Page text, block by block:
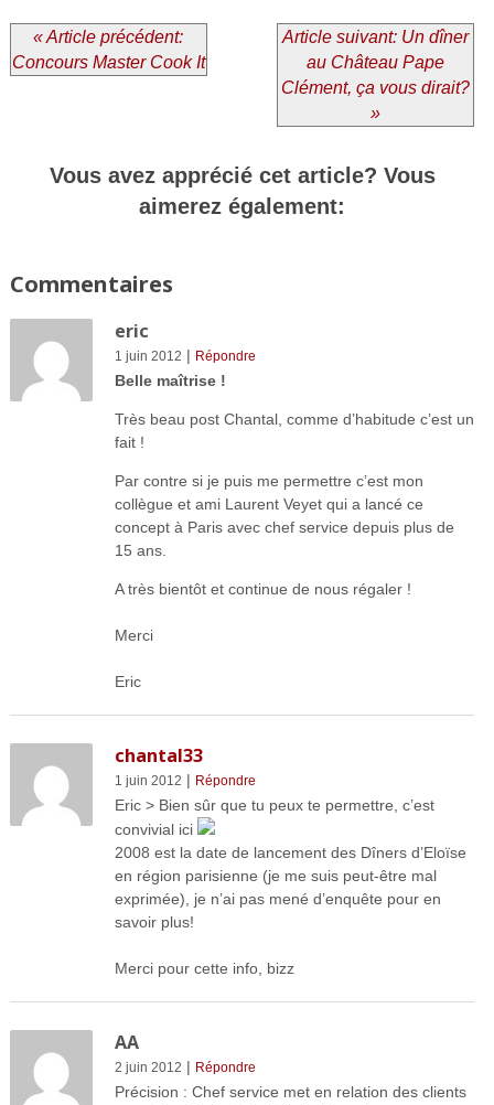
« Article précédent:
Concours Master Cook It
Article suivant: Un dîner
au Château Pape
Clément, ça vous dirait?
»
Vous avez apprécié cet article? Vous
aimerez également:
Commentaires
eric
1 juin 2012 | Répondre
Belle maîtrise !
Très beau post Chantal, comme d’habitude c’est un
fait !
Par contre si je puis me permettre c’est mon
collègue et ami Laurent Veyet qui a lancé ce
concept à Paris avec chef service depuis plus de
15 ans.
A très bientôt et continue de nous régaler !
Merci
Eric
chantal33
1 juin 2012 | Répondre
Eric > Bien sûr que tu peux te permettre, c’est
convivial ici
2008 est la date de lancement des Dîners d’Eloïse
en région parisienne (je me suis peut-être mal
exprimée), je n’ai pas mené d’enquête pour en
savoir plus!
Merci pour cette info, bizz
AA
2 juin 2012 | Répondre
Précision : Chef service met en relation des clients